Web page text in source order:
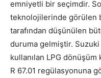
emniyetli bir seçimdir.
teknolojilerinde görülen
tarafından düşünülen
duruma gelmiştir.
kullanılan LPG
R 67.01 regülasyonuna